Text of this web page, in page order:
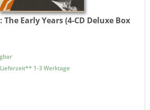
The Early Years (4-CD Deluxe Box
1-3 Werktage